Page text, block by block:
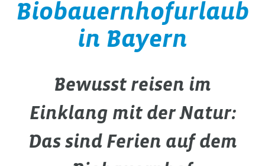
Biobauernhofurlaub
in Bayern
Bewusst reisen im
Einklang mit der Natur:
Das sind Ferien auf dem